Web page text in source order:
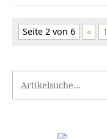
Seite 2 von 6 « 1